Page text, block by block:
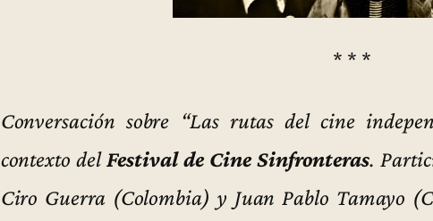
* * *
Conversación sobre “Las rutas del cine
contexto delFestival de Cine Sinfronteras.
Ciro Guerra (Colombia) y Juan Pablo Tamayo